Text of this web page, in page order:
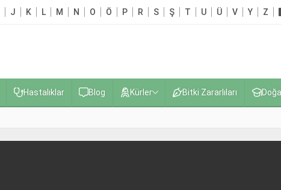
J K L M N O Ö P R S Ş T U Ü V Y Z
Hastalıklar Blog Kürler Bitki Zararlıları